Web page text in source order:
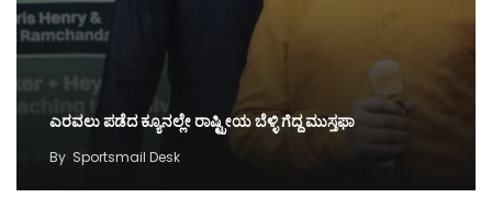
ಎರವಲು ಪಡೆದ ಕ್ಯೂನಲ್ಲೇ ರಾಷ್ಟ್ರೀಯ ಬೆಳ್ಳಿ ಗೆದ್ದ ಮುಸ್ತಫಾ
By Sportsmail Desk